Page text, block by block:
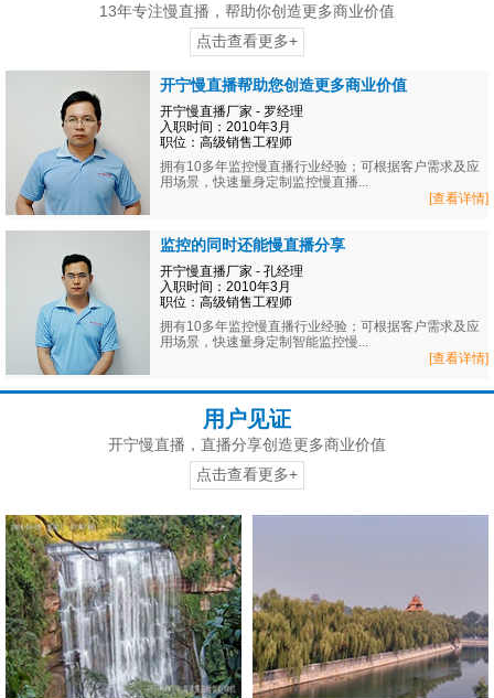
13年专注慢直播，帮助你创造更多商业价值
点击查看更多+
开宁慢直播帮助您创造更多商业价值
开宁慢直播厂家 - 罗经理
入职时间：2010年3月
职位：高级销售工程师
拥有10多年监控慢直播行业经验；可根据客户需求及应
用场景，快速量身定制监控慢直播...
[查看详情]
监控的同时还能慢直播分享
开宁慢直播厂家 - 孔经理
入职时间：2010年3月
职位：高级销售工程师
拥有10多年监控慢直播行业经验；可根据客户需求及应
用场景，快速量身定制智能监控慢...
[查看详情]
用户见证
开宁慢直播，直播分享创造更多商业价值
点击查看更多+